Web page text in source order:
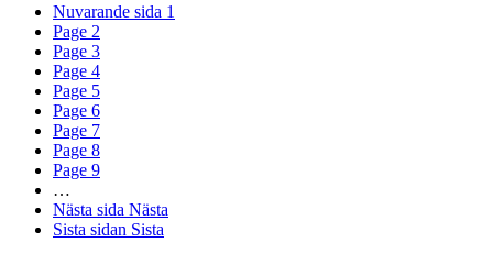
Nuvarande sida 1
Page 2
Page 3
Page 4
Page 5
Page 6
Page 7
Page 8
Page 9
…
Nästa sida Nästa
Sista sidan Sista